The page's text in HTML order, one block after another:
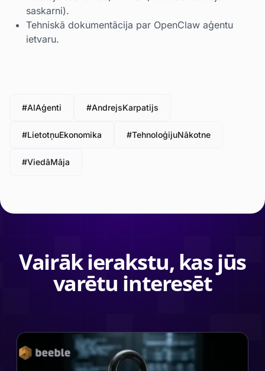
saskarni).
Tehniskā dokumentācija par OpenClaw aģentu
ietvaru.
#AIAģenti #AndrejsKarpatijs
#LietotņuEkonomika #TehnoloģijuNākotne
#ViedāMāja
Vairāk ierakstu, kas jūs
varētu interesēt